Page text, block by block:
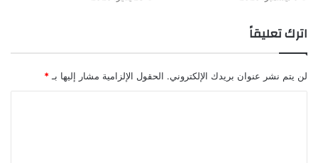
اترك تعليقاً
لن يتم نشر عنوان بريدك الإلكتروني. الحقول الإلزامية مشار إليها بـ *